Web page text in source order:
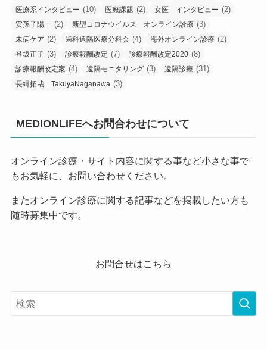
医療系インタビュー (10) 医療課題 (2) 女医 インタビュー (2)
安孫子陽一 (2) 新型コロナウイルス オンライン診療 (3)
未病ケア (2) 歯科遠隔医療分科会 (4) 海外オンライン診療 (2)
登坂正子 (3) 診療報酬改定 (7) 診療報酬改定2020 (8)
診療報酬改定案 (4) 遠隔モニタリング (3) 遠隔診療 (31)
長縄拓哉 TakuyaNaganawa (3)
MEDIONLIFEへお問合わせについて
オンライン診療・サイト内容に関する事など小さな事で
もお気軽に、お問い合わせください。
またオンライン診療に関する記事などを掲載したい方も
随時募集中です。
お問合せはこちら